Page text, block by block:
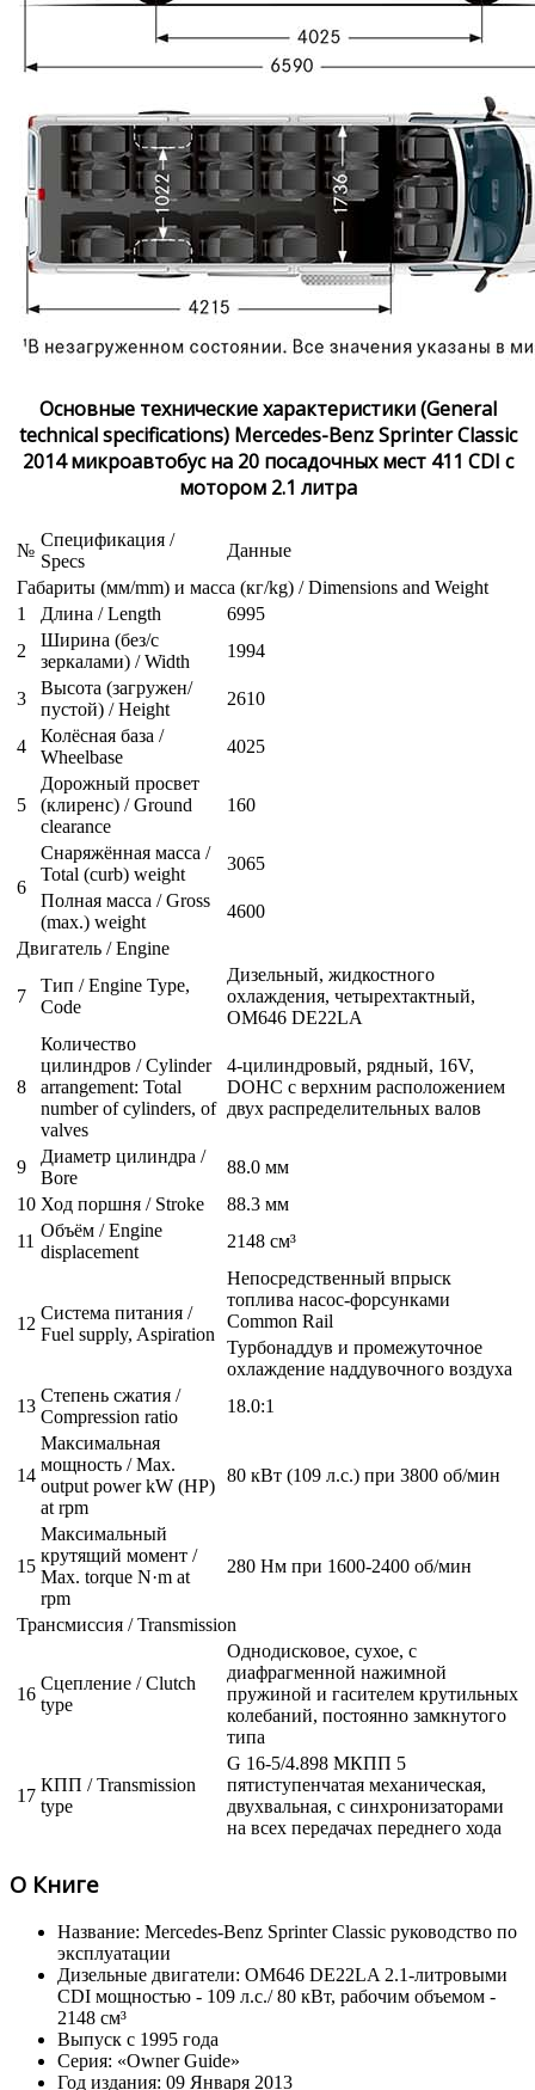
Основные технические характеристики (General
technical specifications) Mercedes-Benz Sprinter Classic
2014 микроавтобус на 20 посадочных мест 411 CDI с
мотором 2.1 литра
№
Спецификация /
Specs
Данные
Габариты (мм/mm) и масса (кг/kg) / Dimensions and Weight
1
Длина / Length
6995
2
Ширина (без/с
зеркалами) / Width
1994
3
Высота (загружен/
пустой) / Height
2610
4
Колёсная база /
Wheelbase
4025
5
Дорожный просвет
(клиренс) / Ground
clearance
160
6
Снаряжённая масса /
Total (curb) weight
3065
Полная масса / Gross
(max.) weight
4600
Двигатель / Engine
7
Тип / Engine Type,
Code
Дизельный, жидкостного
охлаждения, четырехтактный,
OM646 DE22LA
8
Количество
цилиндров / Cylinder
arrangement: Total
number of cylinders, of
valves
4-цилиндровый, рядный, 16V,
DOHC с верхним расположением
двух распределительных валов
9
Диаметр цилиндра /
Bore
88.0 мм
10 Ход поршня / Stroke
88.3 мм
11
Объём / Engine
displacement
2148 см³
12
Система питания /
Fuel supply, Aspiration
Непосредственный впрыск
топлива насос-форсунками
Common Rail
Турбонаддув и промежуточное
охлаждение наддувочного воздуха
13
Степень сжатия /
Compression ratio
18.0:1
14
Максимальная
мощность / Max.
output power kW (HP)
at rpm
80 кВт (109 л.с.) при 3800 об/мин
15
Максимальный
крутящий момент /
Max. torque N·m at
rpm
280 Нм при 1600-2400 об/мин
Трансмиссия / Transmission
16
Сцепление / Clutch
type
Однодисковое, сухое, с
диафрагменной нажимной
пружиной и гасителем крутильных
колебаний, постоянно замкнутого
типа
17
КПП / Transmission
type
G 16-5/4.898 МКПП 5
пятиступенчатая механическая,
двухвальная, с синхронизаторами
на всех передачах переднего хода
О Книге
Название: Mercedes-Benz Sprinter Classic руководство по
эксплуатации
Дизельные двигатели: OM646 DE22LA 2.1-литровыми
CDI мощностью - 109 л.с./ 80 кВт, рабочим объемом -
2148 см³
Выпуск с 1995 года
Серия: «Owner Guide»
Год издания: 09 Января 2013